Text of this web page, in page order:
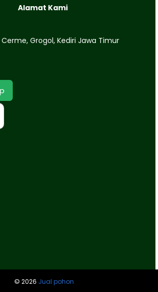
Alamat Kami
Grogol, Kediri Jawa Timur
© 2026 Jual pohon